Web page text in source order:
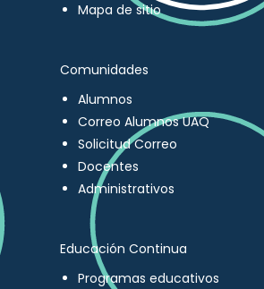
Mapa de sitio
Comunidades
Alumnos
Correo Alumnos UAQ
Solicitud Correo
Docentes
Administrativos
Educación Continua
Programas educativos